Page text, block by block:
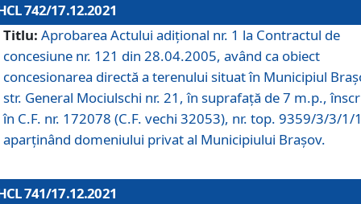
742/17.12.2021
Titlu: Aprobarea Actului adiţional nr. 1 la Contractul de
concesiune nr. 121 din 28.04.2005, având ca obiect
concesionarea directă a terenului situat în Municipiul
str. General Mociulschi nr. 21, în suprafață de 7 m.p.,
în C.F. nr. 172078 (C.F. vechi 32053), nr. top. 9359/3/3/1/
aparținând domeniului privat al Municipiului Brașov.
741/17.12.2021